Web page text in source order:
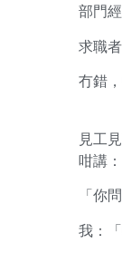
部門
求職
冇錯
見工
咁講：
「你
我：